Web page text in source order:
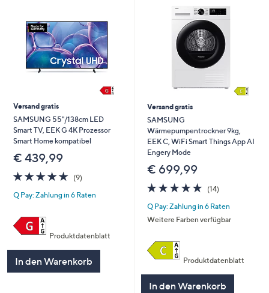
Versand gratis
SAMSUNG 55"/138cm LED
Smart TV, EEK G 4K Prozessor
Smart Home kompatibel
€ 439,99
4.9
von
5
(9)9
Q Pay: Zahlung in 6 Raten
Produktdatenblatt
In den Warenkorb
Versand gratis
SAMSUNG
Wärmepumpentrockner 9kg,
EEK C, WiFi Smart Things App AI
Engery Mode
€ 699,99
4.9
von
5
(14)14
Q Pay: Zahlung in 6 Raten
Weitere Farben verfügbar
Produktdatenblatt
In den Warenkorb